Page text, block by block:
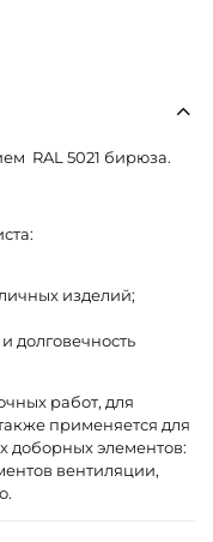
RAL 5021 бирюза.
изделий;
долговечность
работ, для
применяется для
доборных элементов:
вентиляции,